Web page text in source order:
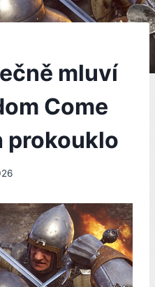
mluví
Come
prokouklo